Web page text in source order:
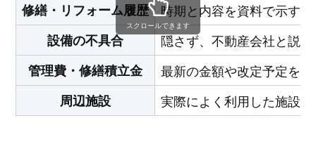
修繕・リフォーム履歴
時期と内容を資料で示す
設備の不具合
隠さず、不動産会社と説
管理費・修繕積立金
最新の金額や改定予定を
周辺施設
実際によく利用した施設
スクロールできます